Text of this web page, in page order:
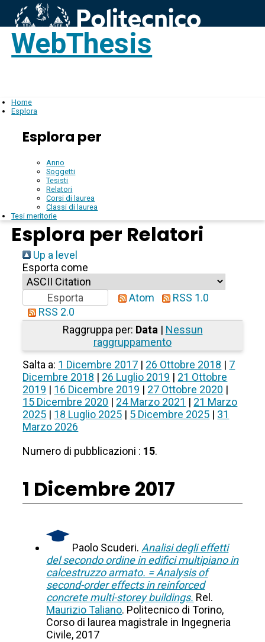
WebThesis
Home
Esplora
Esplora per
Anno
Soggetti
Tesisti
Relatori
Corsi di laurea
Classi di laurea
Tesi meritorie
Esplora per Relatori
Up a level
Esporta come
Atom
RSS 1.0
RSS 2.0
Raggruppa per: Data| Nessun
raggruppamento
Salta a: 1 Dicembre 2017 | 26 Ottobre 2018 | 7
Dicembre 2018 | 26 Luglio 2019 | 21 Ottobre
2019 | 16 Dicembre 2019 | 27 Ottobre 2020 |
15 Dicembre 2020 | 24 Marzo 2021 | 21 Marzo
2025 | 18 Luglio 2025 | 5 Dicembre 2025 | 31
Marzo 2026
Numero di pubblicazioni : 15.
1 Dicembre 2017
Paolo Scuderi. Analisi degli effetti
del secondo ordine in edifici multipiano in
calcestruzzo armato. = Analysis of
second-order effects in reinforced
concrete multi-storey buildings. Rel.
Maurizio Taliano. Politecnico di Torino,
Corso di laurea magistrale in Ingegneria
Civile, 2017